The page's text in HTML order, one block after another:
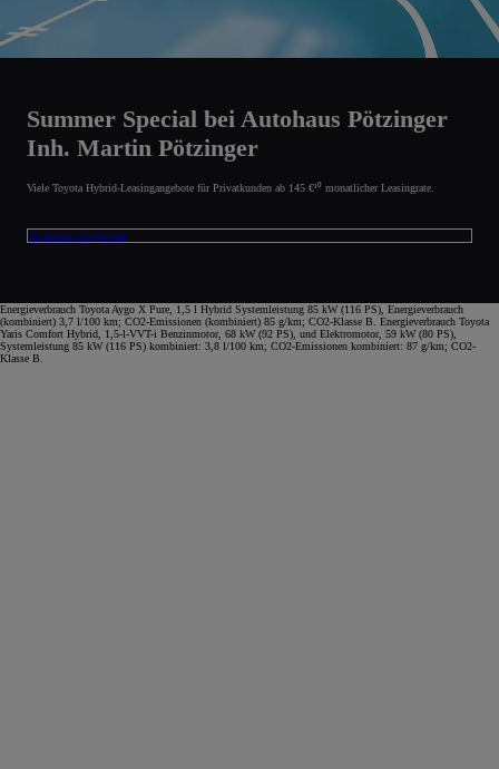
Summer Special bei Autohaus Pötzinger
Inh. Martin Pötzinger
Viele Toyota Hybrid-Leasingangebote für Privatkunden ab 145 €¹⁰ monatlicher Leasingrate.
Zu unseren Angeboten
Energieverbrauch Toyota Aygo X Pure, 1,5 l Hybrid Systemleistung 85 kW (116 PS), Energieverbrauch
(kombiniert) 3,7 l/100 km; CO2-Emissionen (kombiniert) 85 g/km; CO2-Klasse B. Energieverbrauch Toyota
Yaris Comfort Hybrid, 1,5-l-VVT-i Benzinmotor, 68 kW (92 PS), und Elektromotor, 59 kW (80 PS),
Systemleistung 85 kW (116 PS) kombiniert: 3,8 l/100 km; CO2-Emissionen kombiniert: 87 g/km; CO2-
Klasse B.